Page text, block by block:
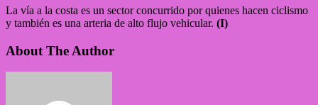
La vía a la costa es un sector concurrido por quienes hacen ciclismo
y también es una arteria de alto flujo vehicular. (I)
About The Author